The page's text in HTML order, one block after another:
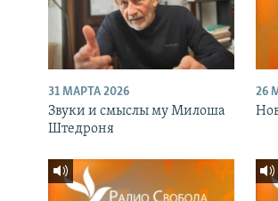
31 МАРТА 2026
Звуки и смыслы му Милоша
Штедроня
26